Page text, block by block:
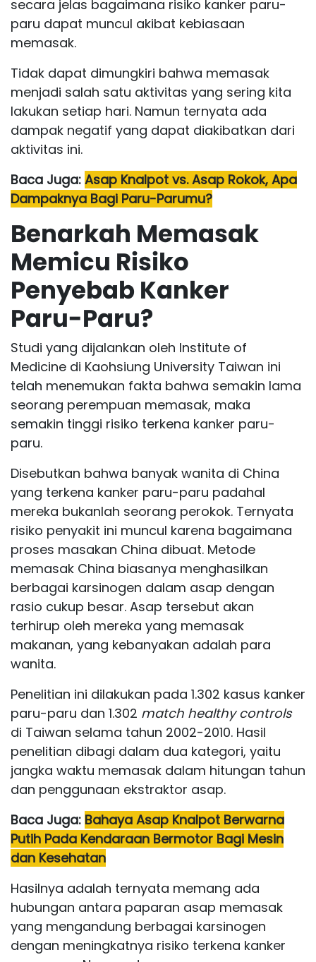
secara jelas bagaimana risiko kanker paru-
paru dapat muncul akibat kebiasaan
memasak.
Tidak dapat dimungkiri bahwa memasak
menjadi salah satu aktivitas yang sering kita
lakukan setiap hari. Namun ternyata ada
dampak negatif yang dapat diakibatkan dari
aktivitas ini.
Baca Juga: Asap Knalpot vs. Asap Rokok, Apa
Dampaknya Bagi Paru-Parumu?
Benarkah Memasak
Memicu Risiko
Penyebab Kanker
Paru-Paru?
Studi yang dijalankan oleh Institute of
Medicine di Kaohsiung University Taiwan ini
telah menemukan fakta bahwa semakin lama
seorang perempuan memasak, maka
semakin tinggi risiko terkena kanker paru-
paru.
Disebutkan bahwa banyak wanita di China
yang terkena kanker paru-paru padahal
mereka bukanlah seorang perokok. Ternyata
risiko penyakit ini muncul karena bagaimana
proses masakan China dibuat. Metode
memasak China biasanya menghasilkan
berbagai karsinogen dalam asap dengan
rasio cukup besar. Asap tersebut akan
terhirup oleh mereka yang memasak
makanan, yang kebanyakan adalah para
wanita.
Penelitian ini dilakukan pada 1.302 kasus kanker
paru-paru dan 1.302 match healthy controls
di Taiwan selama tahun 2002-2010. Hasil
penelitian dibagi dalam dua kategori, yaitu
jangka waktu memasak dalam hitungan tahun
dan penggunaan ekstraktor asap.
Baca Juga: Bahaya Asap Knalpot Berwarna
Putih Pada Kendaraan Bermotor Bagi Mesin
dan Kesehatan
Hasilnya adalah ternyata memang ada
hubungan antara paparan asap memasak
yang mengandung berbagai karsinogen
dengan meningkatnya risiko terkena kanker